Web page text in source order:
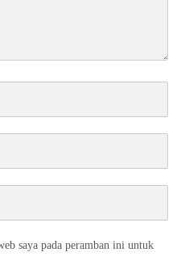
saya pada peramban ini untuk